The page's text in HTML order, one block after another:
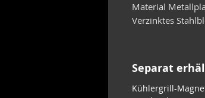
Material
Verzinktes
Separat
Kühlergrill-